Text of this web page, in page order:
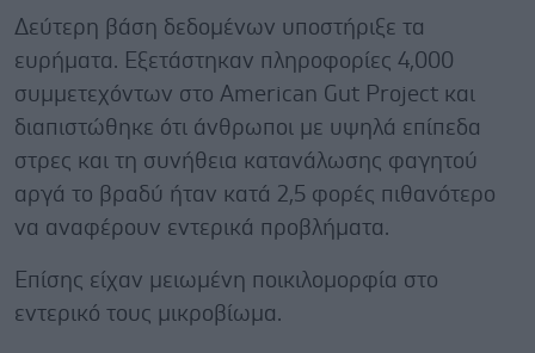
Δεύτερη βάση δεδομένων υποστήριξε τα
ευρήματα. Εξετάστηκαν πληροφορίες 4,000
συμμετεχόντων στο American Gut Project και
διαπιστώθηκε ότι άνθρωποι με υψηλά επίπεδα
στρες και τη συνήθεια κατανάλωσης φαγητού
αργά το βραδύ ήταν κατά 2,5 φορές πιθανότερο
να αναφέρουν εντερικά προβλήματα.
Επίσης είχαν μειωμένη ποικιλομορφία στο
εντερικό τους μικροβίωμα.